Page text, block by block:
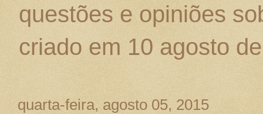
questões e opiniões
criado em 10 agosto
quarta-feira, agosto 05, 2015